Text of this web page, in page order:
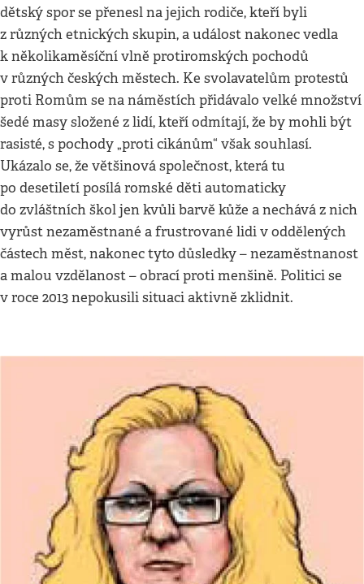
dětský spor se přenesl na jejich rodiče, kteří byli
z různých etnických skupin, a událost nakonec vedla
k několikaměsíční vlně protiromských pochodů
v různých českých městech. Ke svolavatelům protestů
proti Romům se na náměstích přidávalo velké množství
šedé masy složené z lidí, kteří odmítají, že by mohli být
rasisté, s pochody „proti cikánům“ však souhlasí.
Ukázalo se, že většinová společnost, která tu
po desetiletí posílá romské děti automaticky
do zvláštních škol jen kvůli barvě kůže a nechává z nich
vyrůst nezaměstnané a frustrované lidi v oddělených
částech měst, nakonec tyto důsledky – nezaměstnanost
a malou vzdělanost – obrací proti menšině. Politici se
v roce 2013 nepokusili situaci aktivně zklidnit.